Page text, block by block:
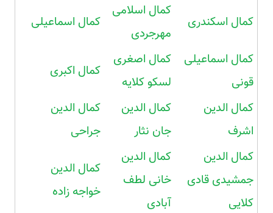
کمال اسکندری
کمال اسلامی
مهرجردی
کمال اسماعیلی
کمال اسماعیلی
قونی
کمال اصغری
لسکو کلایه
کمال اکبری
کمال الدین
اشرف
کمال الدین
جان نثار
کمال الدین
جراحی
کمال الدین
جمشیدی قادی
کلایی
کمال الدین
خانی لطف
آبادی
کمال الدین
خواجه زاده